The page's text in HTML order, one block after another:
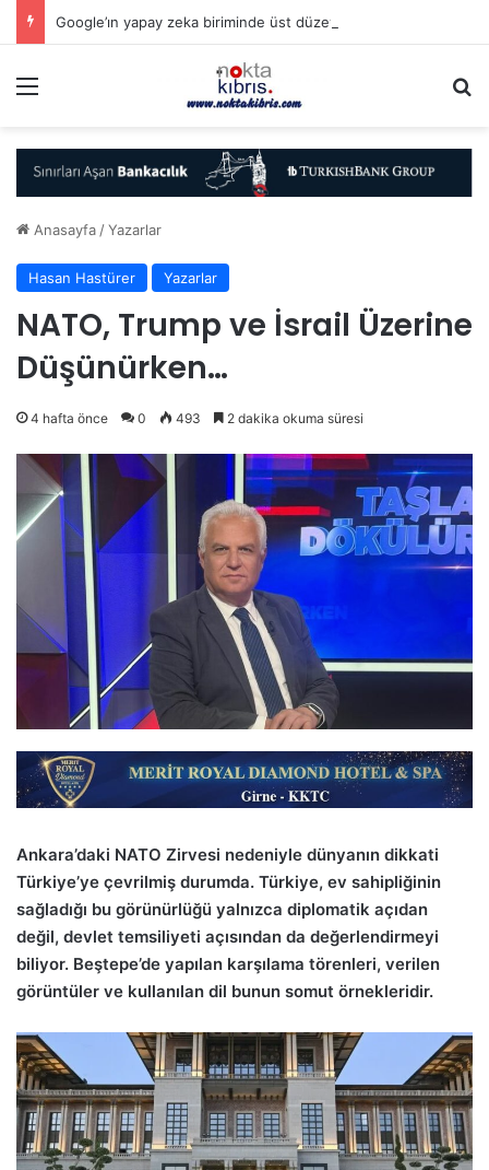
Google’ın yapay zeka biriminde üst düzey görev değişimi
Anasayfa /Yazarlar
Hasan Hastürer Yazarlar
NATO, Trump ve İsrail Üzerine
Düşünürken…
4 hafta önce 0 493 2 dakika okuma süresi
Ankara’daki NATO Zirvesi nedeniyle dünyanın dikkati
Türkiye’ye çevrilmiş durumda. Türkiye, ev sahipliğinin
sağladığı bu görünürlüğü yalnızca diplomatik açıdan
değil, devlet temsiliyeti açısından da değerlendirmeyi
biliyor. Beştepe’de yapılan karşılama törenleri, verilen
görüntüler ve kullanılan dil bunun somut örnekleridir.